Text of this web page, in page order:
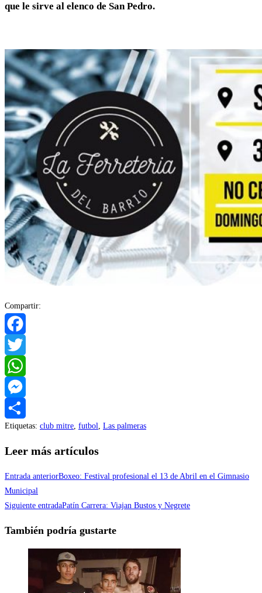
que le sirve al elenco de San Pedro.
Compartir:
Facebook
Twitter
WhatsApp
Messenger
Compartir
Etiquetas: club mitre futbol Las palmeras
Leer más artículos
Entrada anteriorBoxeo: Festival profesional el 13 de Abril en el Gimnasio
Municipal
Siguiente entradaPatín Carrera: Viajan Bustos y Negrete
También podría gustarte